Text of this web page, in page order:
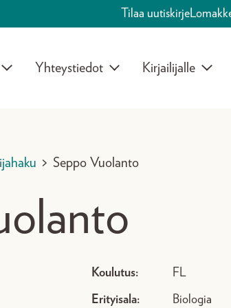
Tilaa uutiskirje
Yhteystiedot Kirjailijalle
> Seppo Vuolanto
Koulutus: FL
Erityisala:
Biologia